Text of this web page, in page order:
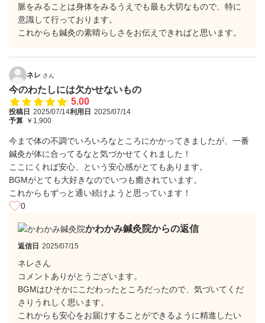
脈をみることは身体をみるうえでも最も大切なもので、特に
意識して行っております。
これからも鍼灸の素晴らしさをお伝えできればと思います。
ネレ さん
今のわたしには欠かせないもの
5.00
投稿日 2025/07/14利用日 2025/07/14
予算 ￥1,900
今まで体の不調でいろいろなところにかかってきましたが、一番
鍼灸が体に合ってるなと気づかせてくれました！
ここにくれば安心、という安心感がとてもあります。
BGMがとても大好きなのでいつも癒されています。
これからもずっと通い続けようと思っています！
0
かわかみ鍼灸院からの返信
返信日 2025/07/15
ネレさん
コメントありがとうございます。
BGMはひそかにこだわったところだったので、気づいてくだ
さりうれしく思います。
これからも安心をお届けすることができるように精進したい